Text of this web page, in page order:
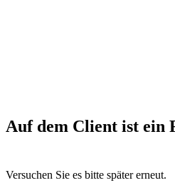
Auf dem Client ist ein
Versuchen Sie es bitte später erneut.